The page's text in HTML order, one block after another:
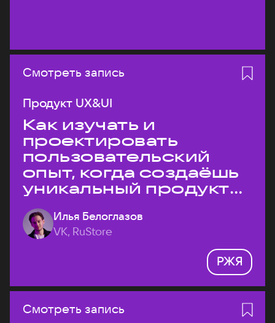
Смотреть запись
Продукт UX&UI
Как изучать и
проектировать
пользовательский
опыт, когда создаёшь
уникальный продукт
на рынке?
Илья Белоглазов
VK, RuStore
РЖЯ
Смотреть запись